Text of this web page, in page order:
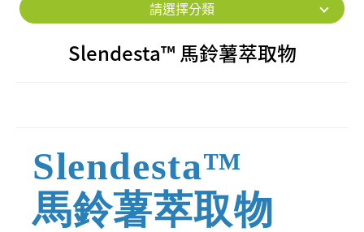
請選擇分類
Slendesta™ 馬鈴薯萃取物
Slendesta™
馬鈴薯萃取物